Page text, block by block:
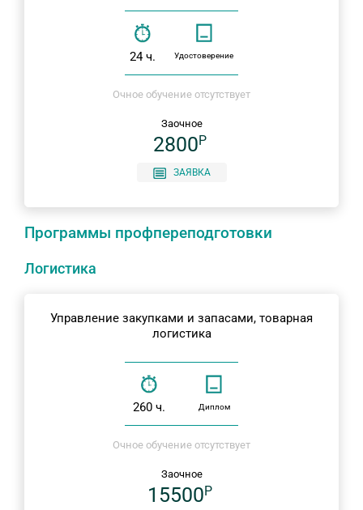
24 ч. Удостоверение
Очное обучение отсутствует
Заочное
2800P
ЗАЯВКА
Программы профпереподготовки
Логистика
Управление закупками и запасами, товарная
логистика
260 ч. Диплом
Очное обучение отсутствует
Заочное
15500P